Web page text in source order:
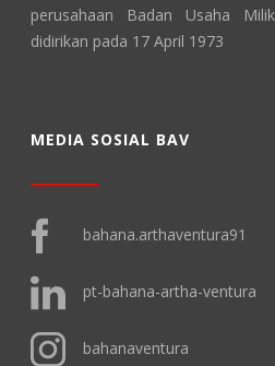
perusahaan Badan Usaha
didirikan pada 17 April 1973
MEDIA SOSIAL BAV
bahana.arthaventura91
pt-bahana-artha-ventura
bahanaventura